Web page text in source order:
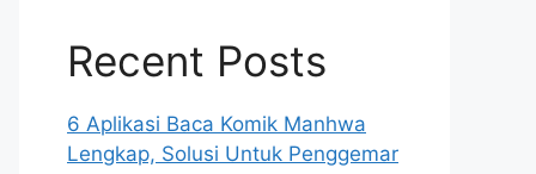
Recent Posts
6 Aplikasi Baca Komik Manhwa
Lengkap, Solusi Untuk Penggemar